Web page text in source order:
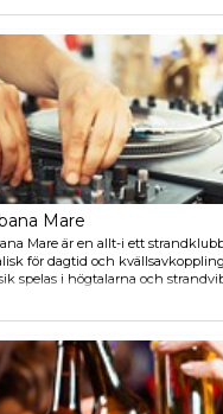
Mare
Mare är en allt-i ett
för dagtid och
spelas i högtalarna och
luften, medans gästerna